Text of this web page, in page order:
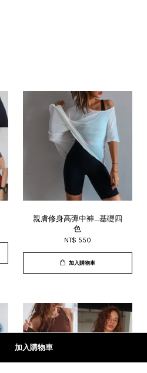
加入購物車
親膚修身高彈中褲_基礎四
色
NT$ 550
加入購物車